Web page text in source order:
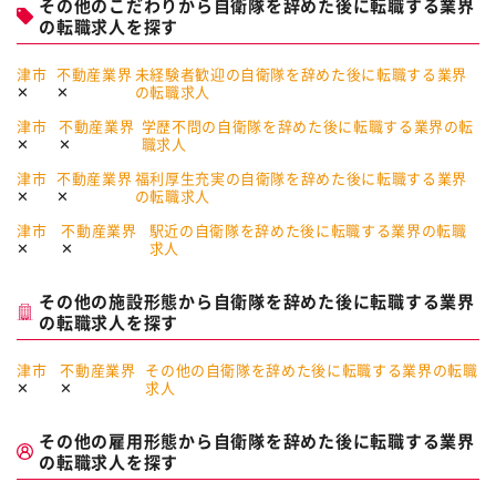
その他のこだわりから自衛隊を辞めた後に転職する業界
の転職求人を探す
津市 不動産業界 未経験者歓迎の自衛隊を辞めた後に転職する業界
の転職求人
津市 不動産業界 学歴不問の自衛隊を辞めた後に転職する業界の転
職求人
津市 不動産業界 福利厚生充実の自衛隊を辞めた後に転職する業界
の転職求人
津市 不動産業界
駅近の自衛隊を辞めた後に転職する業界の転職
求人
その他の施設形態から自衛隊を辞めた後に転職する業界
の転職求人を探す
津市 不動産業界
その他の自衛隊を辞めた後に転職する業界の転職
求人
その他の雇用形態から自衛隊を辞めた後に転職する業界
の転職求人を探す